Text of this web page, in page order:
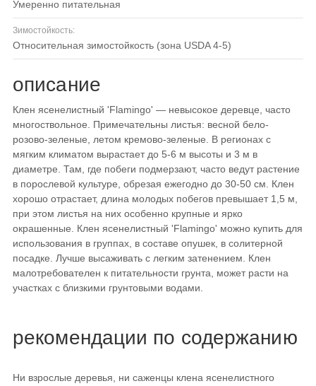
умеренно питательная
Зимостойкость:
относительная зимостойкость (зона USDA 4-5)
описание
Клен ясенелистный 'Flamingo' — невысокое деревце, часто
многоствольное. Примечательны листья: весной бело-
розово-зеленые, летом кремово-зеленые. В регионах с
мягким климатом вырастает до 5-6 м высоты и 3 м в
диаметре. Там, где побеги подмерзают, часто ведут растение
в порослевой культуре, обрезая ежегодно до 30-50 см. Клен
хорошо отрастает, длина молодых побегов превышает 1,5 м,
при этом листья на них особенно крупные и ярко
окрашенные. Клен ясенелистный 'Flamingo' можно купить для
использования в группах, в составе опушек, в солитерной
посадке. Лучше высаживать с легким затенением. Клен
малотребователен к питательности грунта, может расти на
участках с близкими грунтовыми водами.
рекомендации по содержанию
Ни взрослые деревья, ни саженцы клена ясенелистного